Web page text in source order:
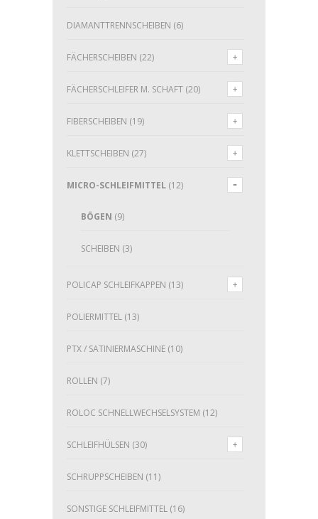
DIAMANTTRENNSCHEIBEN (6)
FÄCHERSCHEIBEN (22)
FÄCHERSCHLEIFER M. SCHAFT (20)
FIBERSCHEIBEN (19)
KLETTSCHEIBEN (27)
MICRO-SCHLEIFMITTEL (12)
BÖGEN (9)
SCHEIBEN (3)
POLICAP SCHLEIFKAPPEN (13)
POLIERMITTEL (13)
PTX / SATINIERMASCHINE (10)
ROLLEN (7)
ROLOC SCHNELLWECHSELSYSTEM (12)
SCHLEIFHÜLSEN (30)
SCHRUPPSCHEIBEN (11)
SONSTIGE SCHLEIFMITTEL (16)